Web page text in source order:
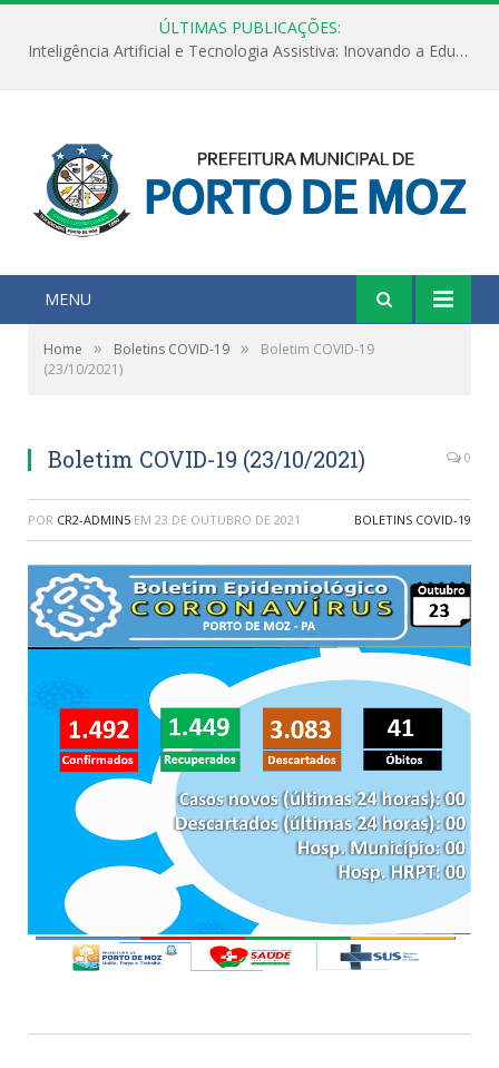
ÚLTIMAS PUBLICAÇÕES:
Inteligência Artificial e Tecnologia Assistiva: Inovando a Educação Especial e Inclusiva
MENU
Home » Boletins COVID-19 »
Boletim COVID-19
(23/10/2021)
Boletim COVID-19 (23/10/2021) 0
POR CR2-ADMIN5 EM 23 DE OUTUBRO DE 2021 BOLETINS COVID-19